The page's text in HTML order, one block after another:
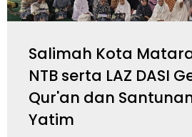
Salimah Kota
NTB serta LAZ DASI
Qur'an dan
Yatim